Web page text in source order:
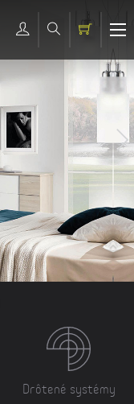
Drôtené systémy